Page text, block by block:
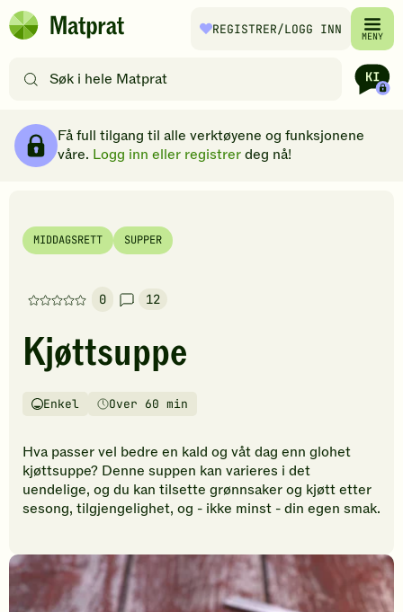
Hopp til hovedinnhold
Matprat
REGISTRER/LOGG INN MENY
etter
filtre
Få full tilgang til alle verktøyene og funksjonene
våre. Logg inn eller registrerdeg nå!
MIDDAGSRETT SUPPER
0
Denne
har
foreløpig
vurderinger.
den
første
til
å
oppskriften.
12
Kjøttsuppe
Vanskelighetsgrad
Enkel
TilberedningstidOver 60 min
Hva passer vel bedre en kald og våt dag enn glohet
kjøttsuppe? Denne suppen kan varieres i det
uendelige, og du kan tilsette grønnsaker og kjøtt etter
sesong, tilgjengelighet, og - ikke minst - din egen smak.